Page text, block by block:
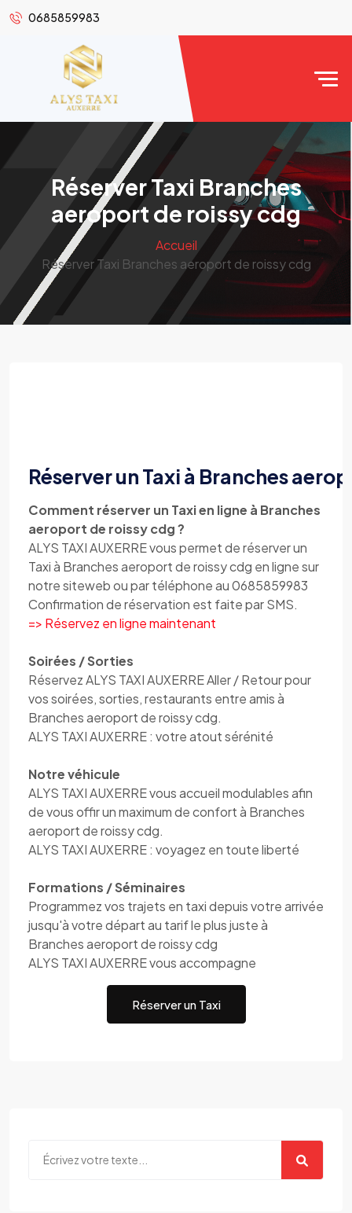
0685859983
Réserver Taxi Branches
aeroport de roissy cdg
Accueil
Réserver Taxi Branches aeroport de roissy cdg
Réserver un Taxi à Branches
Comment réserver un Taxi en ligne à Branches
aeroport de roissy cdg ?
ALYS TAXI AUXERRE vous permet de réserver un
Taxi à Branches aeroport de roissy cdg en ligne sur
notre siteweb ou par téléphone au 0685859983
Confirmation de réservation est faite par SMS.
=> Réservez en ligne maintenant
Soirées / Sorties
Réservez ALYS TAXI AUXERRE Aller / Retour pour
vos soirées, sorties, restaurants entre amis à
Branches aeroport de roissy cdg.
ALYS TAXI AUXERRE : votre atout sérénité
Notre véhicule
ALYS TAXI AUXERRE vous accueil modulables afin
de vous offir un maximum de confort à Branches
aeroport de roissy cdg.
ALYS TAXI AUXERRE : voyagez en toute liberté
Formations / Séminaires
Programmez vos trajets en taxi depuis votre arrivée
jusqu'à votre départ au tarif le plus juste à
Branches aeroport de roissy cdg
ALYS TAXI AUXERRE vous accompagne
Réserver un Taxi